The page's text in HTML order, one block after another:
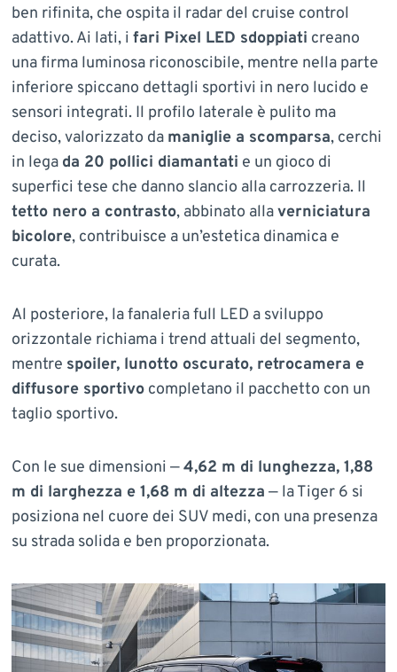
ben rifinita, che ospita il radar del cruise control
adattivo. Ai lati, i fari Pixel LED sdoppiati creano
una firma luminosa riconoscibile, mentre nella parte
inferiore spiccano dettagli sportivi in nero lucido e
sensori integrati. Il profilo laterale è pulito ma
deciso, valorizzato da maniglie a scomparsa, cerchi
in lega da 20 pollici diamantati e un gioco di
superfici tese che danno slancio alla carrozzeria. Il
tetto nero a contrasto, abbinato allaverniciatura
bicolore, contribuisce a un’estetica dinamica e
curata.
Al posteriore, la fanaleria full LED a sviluppo
orizzontale richiama i trend attuali del segmento,
mentre spoiler, lunotto oscurato, retrocamera e
diffusore sportivocompletano il pacchetto con un
taglio sportivo.
Con le sue dimensioni —4,62 m di lunghezza, 1,88
m di larghezza e 1,68 m di altezza — la Tiger 6 si
posiziona nel cuore dei SUV medi, con una presenza
su strada solida e ben proporzionata.